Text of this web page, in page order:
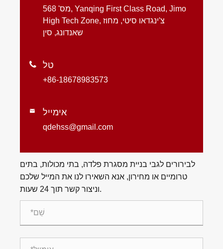
מס' 568, Yanqing First Class Road, Jimo
High Tech Zone, צ'ינגדאו סיטי, מחוז
שאנדונג, סין
 טל
+86-18678983573
 אימייל
qdehss@gmail.com
לבירורים לגבי בניית מסגרת פלדה, בתי מכולות, בתים
טרומיים או מחירון, אנא השאירו לנו את המייל שלכם
וניצור קשר תוך 24 שעות.